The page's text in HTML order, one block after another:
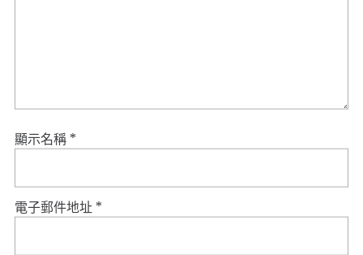
顯示名稱 *
電子郵件地址 *